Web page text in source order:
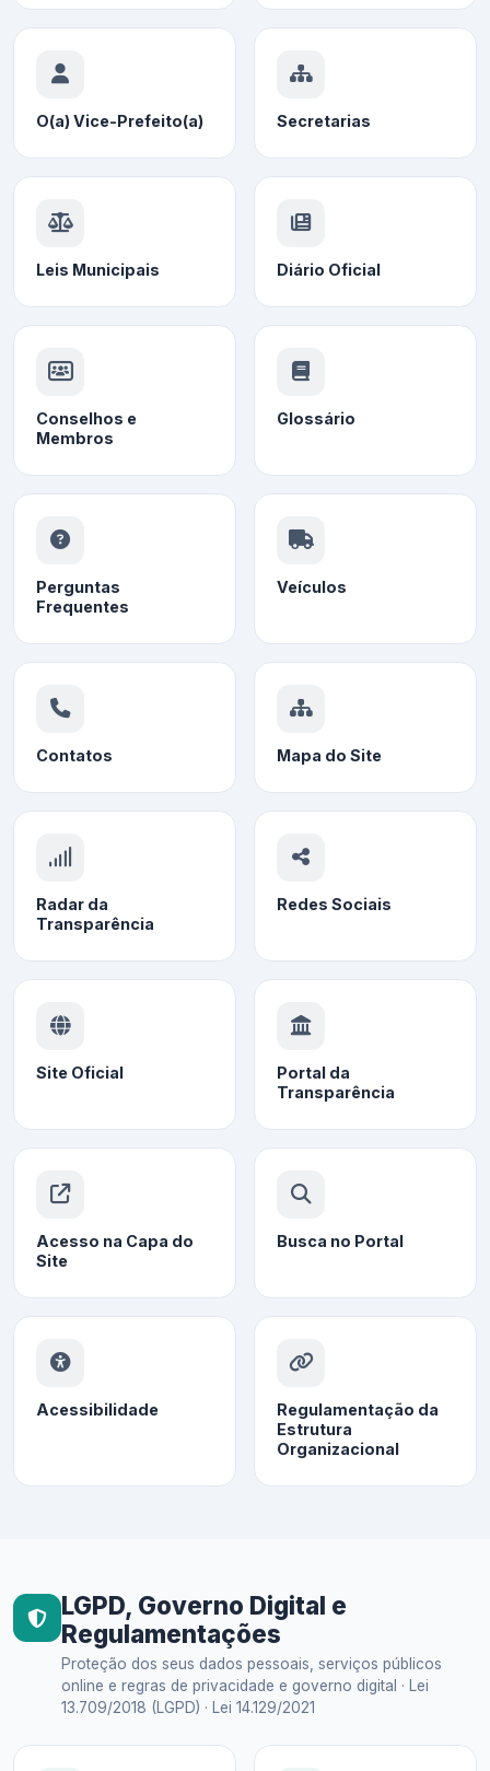
O(a) Vice-Prefeito(a) Secretarias
Leis Municipais Diário Oficial
Conselhos e
Membros
Glossário
Perguntas
Frequentes
Veículos
Contatos Mapa do Site
Radar da
Transparência
Redes Sociais
Site Oficial
Portal da
Transparência
Acesso na Capa do
Site
Busca no Portal
Acessibilidade
Regulamentação da
Estrutura
Organizacional
LGPD, Governo Digital e
Regulamentações
Proteção dos seus dados pessoais, serviços públicos
online e regras de privacidade e governo digital · Lei
13.709/2018 (LGPD) · Lei 14.129/2021